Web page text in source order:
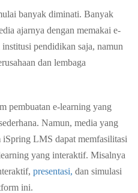
banyak diminati. Banyak
ajarnya dengan memakai e-
pendidikan saja, namun
dan lembaga
pembuatan e-learning yang
Namun, media yang
iSpring LMS dapat memfasilitasi
yang interaktif. Misalnya
presentasi, dan simulasi
ini.